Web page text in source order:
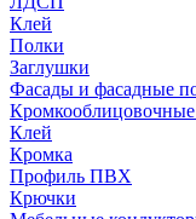
Клей
Полки
Заглушки
Фасады и фасадные
Клей
Кромка
Профиль ПВХ
Крючки